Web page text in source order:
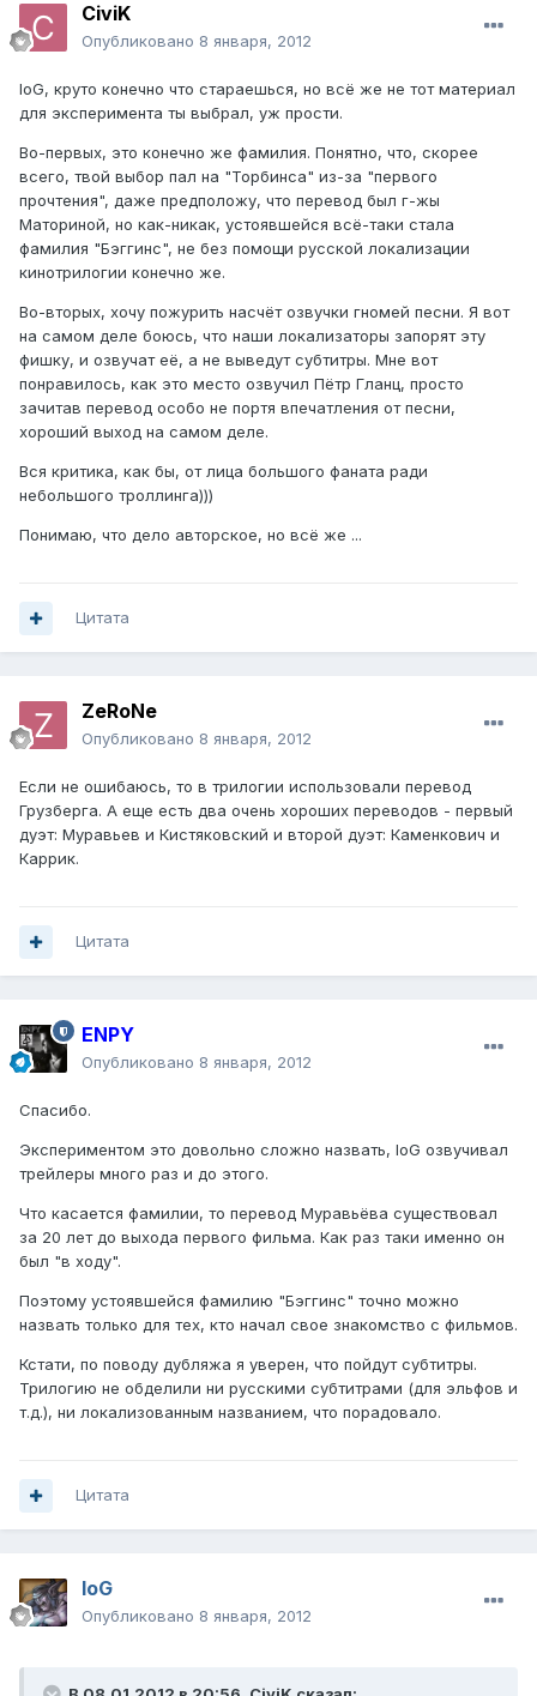
CiviK
Опубликовано 8 января, 2012
IoG, круто конечно что стараешься, но всё же не тот материал
для эксперимента ты выбрал, уж прости.
Во-первых, это конечно же фамилия. Понятно, что, скорее
всего, твой выбор пал на "Торбинса" из-за "первого
прочтения", даже предположу, что перевод был г-жы
Маториной, но как-никак, устоявшейся всё-таки стала
фамилия "Бэггинс", не без помощи русской локализации
кинотрилогии конечно же.
Во-вторых, хочу пожурить насчёт озвучки гномей песни. Я вот
на самом деле боюсь, что наши локализаторы запорят эту
фишку, и озвучат её, а не выведут субтитры. Мне вот
понравилось, как это место озвучил Пётр Гланц, просто
зачитав перевод особо не портя впечатления от песни,
хороший выход на самом деле.
Вся критика, как бы, от лица большого фаната ради
небольшого троллинга)))
Понимаю, что дело авторское, но всё же ...
Цитата
ZeRoNe
Опубликовано 8 января, 2012
Если не ошибаюсь, то в трилогии использовали перевод
Грузберга. А еще есть два очень хороших переводов - первый
дуэт: Муравьев и Кистяковский и второй дуэт: Каменкович и
Каррик.
Цитата
ENPY
Опубликовано 8 января, 2012
Спасибо.
Экспериментом это довольно сложно назвать, IoG озвучивал
трейлеры много раз и до этого.
Что касается фамилии, то перевод Муравьёва существовал
за 20 лет до выхода первого фильма. Как раз таки именно он
был "в ходу".
Поэтому устоявшейся фамилию "Бэггинс" точно можно
назвать только для тех, кто начал свое знакомство с фильмов.
Кстати, по поводу дубляжа я уверен, что пойдут субтитры.
Трилогию не обделили ни русскими субтитрами (для эльфов и
т.д.), ни локализованным названием, что порадовало.
Цитата
IoG
Опубликовано 8 января, 2012